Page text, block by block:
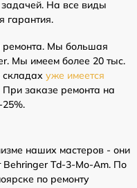
На все виды
гарантия.
ремонта. Мы большая
Мы имеем более 20 тыс.
уже имеется
При заказе ремонта на
25%.
наших мастеров - они
Behringer Td-3-Mo-Am. По
по ремонту